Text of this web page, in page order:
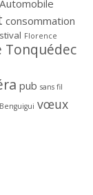
Automobile
consommation
Florence
Tonquédec
pub sans fil
vœux